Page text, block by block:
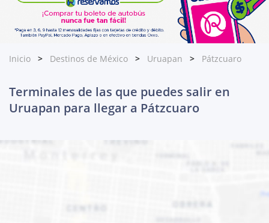
Inicio Destinos de México Uruapan Pátzcuaro
Terminales de las que puedes salir en
Uruapan para llegar a Pátzcuaro